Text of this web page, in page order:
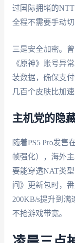
过国际拥堵的
全程不需要手动切
三是安全加密。
《原神》账号异
装数据，确保支
几百个皮肤比加
主机党的隐
随着PS5 Pro发售
帧强化），海外
要能穿透NAT类
间》更新包时，
200KB/s提升到满
不抢游戏带宽。